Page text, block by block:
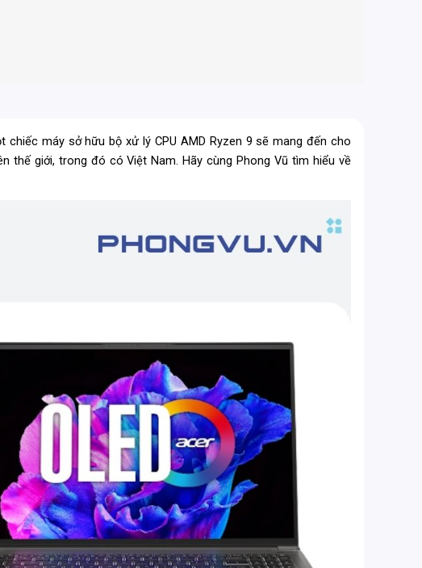
máy sở hữu bộ xử lý CPU AMD Ryzen 9 sẽ mang đến cho
thế giới, trong đó có Việt Nam. Hãy cùng Phong Vũ tìm hiểu về